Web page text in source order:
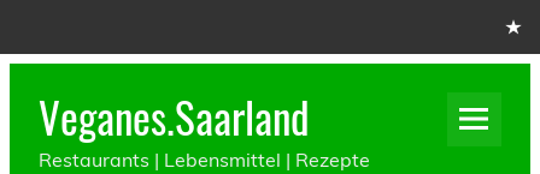
Veganes.Saarland
Restaurants | Lebensmittel | Rezepte